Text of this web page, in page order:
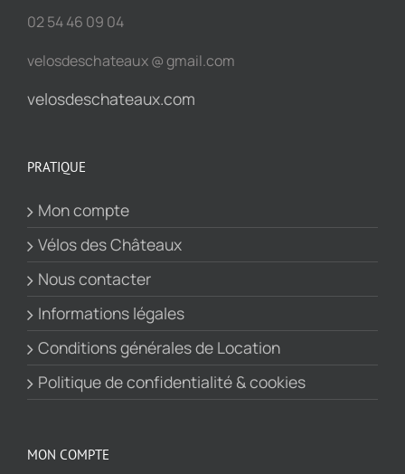
02 54 46 09 04
velosdeschateaux @ gmail.com
velosdeschateaux.com
PRATIQUE
Mon compte
Vélos des Châteaux
Nous contacter
Informations légales
Conditions générales de Location
Politique de confidentialité & cookies
MON COMPTE